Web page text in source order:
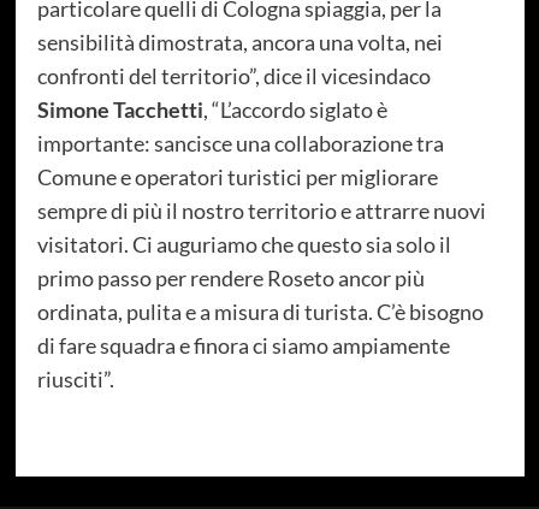
particolare quelli di Cologna spiaggia, per la
sensibilità dimostrata, ancora una volta, nei
confronti del territorio”, dice il vicesindaco
Simone Tacchetti, “L’accordo siglato è
importante: sancisce una collaborazione tra
Comune e operatori turistici per migliorare
sempre di più il nostro territorio e attrarre nuovi
visitatori. Ci auguriamo che questo sia solo il
primo passo per rendere Roseto ancor più
ordinata, pulita e a misura di turista. C’è bisogno
di fare squadra e finora ci siamo ampiamente
riusciti”.